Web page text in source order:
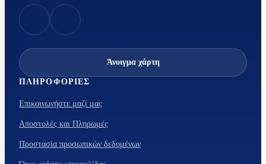
Άνοιγμα χάρτη
ΠΛΗΡΟΦΟΡΊΕΣ
Επικοινωνήστε μαζί μας
Αποστολές και Πληρωμές
Προστασία προσωπικών δεδομένων